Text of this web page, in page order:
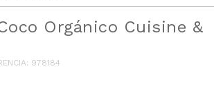
Orgánico Cuisine &
: 978184